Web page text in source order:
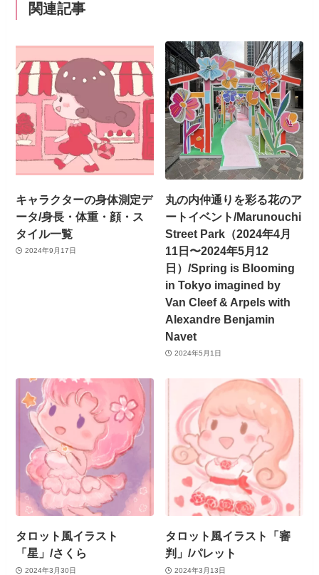
関連記事
キャラクターの身体測定デ
ータ/身長・体重・顔・ス
タイル一覧
2024年9月17日
丸の内仲通りを彩る花のア
ートイベント/Marunouchi
Street Park（2024年4月
11日〜2024年5月12
日）/Spring is Blooming
in Tokyo imagined by
Van Cleef & Arpels with
Alexandre Benjamin
Navet
2024年5月1日
タロット風イラスト
「星」/さくら
2024年3月30日
タロット風イラスト「審
判」/パレット
2024年3月13日